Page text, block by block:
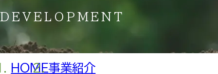
DEVELOPMENT
HOME事業紹介